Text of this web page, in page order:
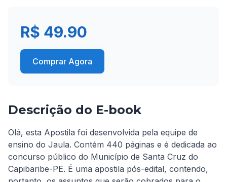
R$ 49.90
Comprar Agora
Descrição do E-book
Olá, esta Apostila foi desenvolvida pela equipe de
ensino do Jaula. Contém 440 páginas e é dedicada ao
concurso público do Município de Santa Cruz do
Capibaribe-PE. É uma apostila pós-edital, contendo,